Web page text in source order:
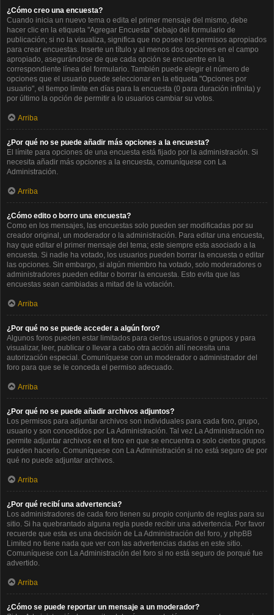
¿Cómo creo una encuesta?
Cuando inicia un nuevo tema o edita el primer mensaje del mismo, debe
hacer clic en la etiqueta "Agregar Encuesta" debajo del formulario de
publicación; si no la visualiza, significa que no posee los permisos apropiados
para crear encuestas. Inserte un título y al menos dos opciones en el campo
apropiado, asegurándose de que cada opción se encuentre en la
correspondiente línea del formulario. También puede elegir el número de
opciones que el usuario puede seleccionar en la etiqueta "Opciones por
usuario", el tiempo límite en días para la encuesta (0 para duración infinita) y
por último la opción de permitir a lo usuarios cambiar su votos.
Arriba
¿Por qué no se puede añadir más opciones a la encuesta?
El límite para opciones de una encuesta está fijado por la administración. Si
necesita añadir más opciones a la encuesta, comuníquese con La
Administración.
Arriba
¿Cómo edito o borro una encuesta?
Como en los mensajes, las encuestas solo pueden ser modificadas por su
creador original, un moderador o la administración. Para editar una encuesta,
hay que editar el primer mensaje del tema; este siempre esta asociado a la
encuesta. Si nadie ha votado, los usuarios pueden borrar la encuesta o editar
las opciones. Sin embargo, si algún miembro ha votado, solo moderadores o
administradores pueden editar o borrar la encuesta. Esto evita que las
encuestas sean cambiadas a mitad de la votación.
Arriba
¿Por qué no se puede acceder a algún foro?
Algunos foros pueden estar limitados para ciertos usuarios o grupos y para
visualizar, leer, publicar o llevar a cabo otra acción allí necesita una
autorización especial. Comuníquese con un moderador o administrador del
foro para que se le conceda el permiso adecuado.
Arriba
¿Por qué no se puede añadir archivos adjuntos?
Los permisos para adjuntar archivos son individuales para cada foro, grupo,
usuario y son concedidos por La Administración. Tal vez La Administración no
permite adjuntar archivos en el foro en que se encuentra o solo ciertos grupos
pueden hacerlo. Comuníquese con La Administración si no está seguro de por
qué no puede adjuntar archivos.
Arriba
¿Por qué recibí una advertencia?
Los administradores de cada foro tienen su propio conjunto de reglas para su
sitio. Si ha quebrantado alguna regla puede recibir una advertencia. Por favor
recuerde que esta es una decisión de La Administración del foro, y phpBB
Limited no tiene nada que ver con las advertencias dadas en este sitio.
Comuníquese con La Administración del foro si no está seguro de porqué fue
advertido.
Arriba
¿Cómo se puede reportar un mensaje a un moderador?